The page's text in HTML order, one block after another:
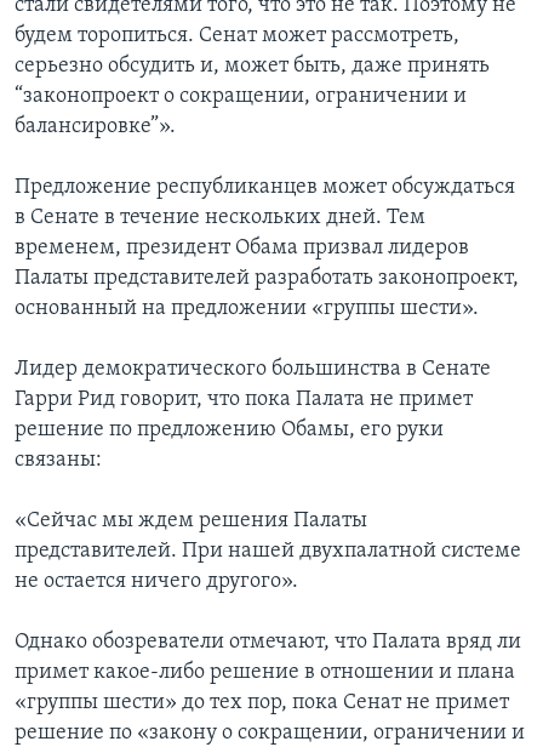
стали свидетелями того, что это не так. Поэтому не
будем торопиться. Сенат может рассмотреть,
серьезно обсудить и, может быть, даже принять
“законопроект о сокращении, ограничении и
балансировке”».
Предложение республиканцев может обсуждаться
в Сенате в течение нескольких дней. Тем
временем, президент Обама призвал лидеров
Палаты представителей разработать законопроект,
основанный на предложении «группы шести».
Лидер демократического большинства в Сенате
Гарри Рид говорит, что пока Палата не примет
решение по предложению Обамы, его руки
связаны:
«Сейчас мы ждем решения Палаты
представителей. При нашей двухпалатной системе
не остается ничего другого».
Однако обозреватели отмечают, что Палата вряд ли
примет какое-либо решение в отношении и плана
«группы шести» до тех пор, пока Сенат не примет
решение по «закону о сокращении, ограничении и